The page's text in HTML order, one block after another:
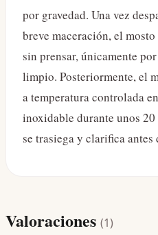
por gravedad. Una vez
breve maceración, el
sin prensar, únicamente
limpio. Posteriormente, el
a temperatura controlada
inoxidable durante unos
se trasiega y clarifica
Valoraciones (1)